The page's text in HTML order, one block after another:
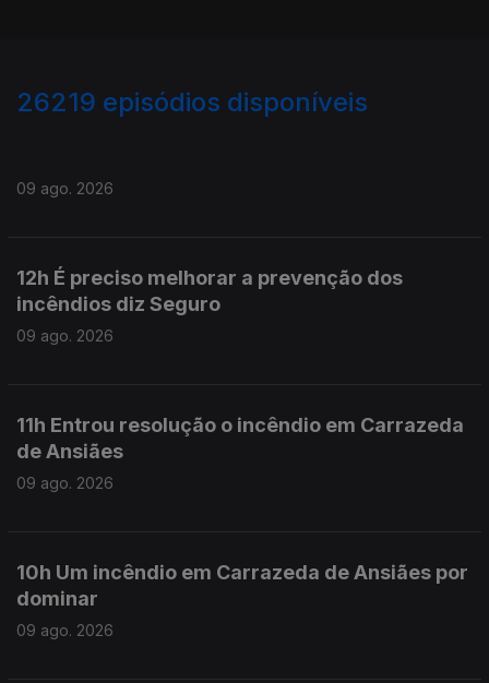
26219 episódios disponíveis
09 ago. 2026
12h É preciso melhorar a prevenção dos
incêndios diz Seguro
09 ago. 2026
11h Entrou resolução o incêndio em Carrazeda
de Ansiães
09 ago. 2026
10h Um incêndio em Carrazeda de Ansiães por
dominar
09 ago. 2026